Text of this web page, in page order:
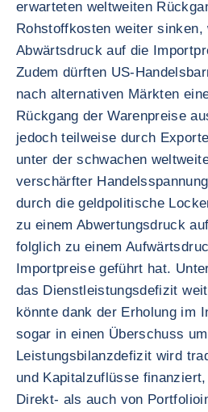
erwarteten weltweiten
Rohstoffkosten weiter sinken,
Abwärtsdruck auf die
Zudem dürften US-
nach alternativen Märkten
Rückgang der Warenpreise
jedoch teilweise durch
unter der schwachen
verschärfter
durch die geldpolitische
zu einem Abwertungsdruck
folglich zu einem
Importpreise geführt hat.
das Dienstleistungsdefizit
könnte dank der Erholung im
sogar in einen Überschuss
Leistungsbilanzdefizit wird
und Kapitalzuflüsse
Direkt- als auch von